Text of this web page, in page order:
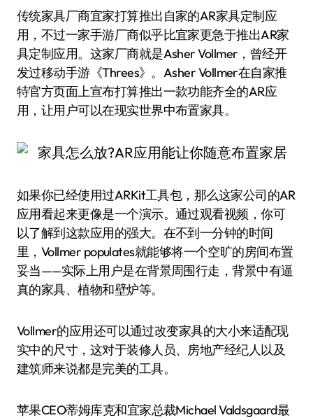
传统家具厂商宜家打算推出自家的AR家具定制应
用，不过一家手游厂商似乎比宜家更急于推出AR家
具定制应用。这家厂商就是Asher Vollmer，曾经开
发过移动手游《Threes》。Asher Vollmer在自家推
特官方页面上宣布打算推出一款功能齐全的AR应
用，让用户可以在现实世界中布置家具。
如果你已经使用过ARKit工具包，那么这家公司的AR
应用看起来更像是一个演示。通过观看视频，你可
以了解到这款应用的强大。在不到一分钟的时间
里，Vollmer populates就能够将一个空旷的房间布置
妥当——实际上用户是在背景周围行走，背景中有逼
真的家具、植物和壁炉等。
Vollmer的应用还可以通过改变家具的大小来适配现
实中的尺寸，这对于装修人员、房地产经纪人以及
建筑师来说都是完美的工具。
苹果CEO蒂姆库克和宜家总裁Michael Valdsgaard最